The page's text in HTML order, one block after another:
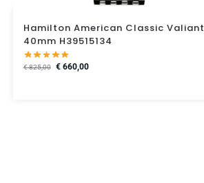
Hamilton American Classic Valiant
40mm H39515134
€825,00 €660,00